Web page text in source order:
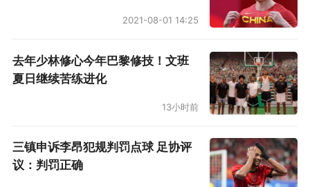
2008×4
2010×2
2021-08-01 14:25
去年少林修心今年巴黎修技！文班
夏日继续苦练进化
13小时前
三镇申诉李昂犯规判罚点球 足协评
议：判罚正确